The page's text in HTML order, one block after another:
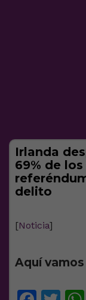
Irlanda
69% de
delito
[Noticia]
Aquí